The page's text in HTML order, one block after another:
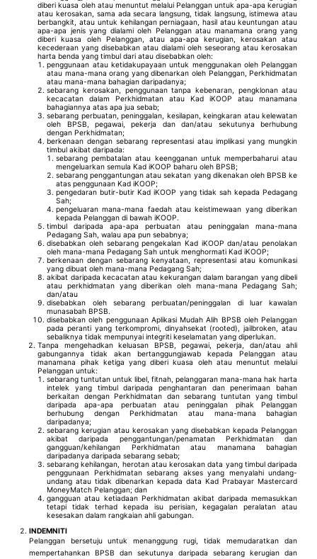
diberi kuasa oleh atau menuntut melalui Pelanggan untuk apa-apa kerugian
atau kerosakan, sama ada secara langsung, tidak langsung, istimewa atau
berbangkit, atau untuk kehilangan perniagaan, hasil atau keuntungan atau
apa-apa jenis yang dialami oleh Pelanggan atau manamana orang yang
diberi kuasa oleh Pelanggan, atau apa-apa kerugian, kerosakan atau
kecederaan yang disebabkan atau dialami oleh seseorang atau kerosakan
harta benda yang timbul dari atau disebabkan oleh:
penggunaan atau ketidakupayaan untuk menggunakan oleh Pelanggan
atau mana-mana orang yang dibenarkan oleh Pelanggan, Perkhidmatan
atau mana-mana bahagian daripadanya;
sebarang kerosakan, penggunaan tanpa kebenaran, pengklonan atau
kecacatan dalam Perkhidmatan atau Kad iKOOP atau manamana
bahagiannya atas apa jua sebab;
sebarang perbuatan, peninggalan, kesilapan, keingkaran atau kelewatan
oleh BPSB, pegawai, pekerja dan dan/atau sekutunya berhubung
dengan Perkhidmatan;
berkenaan dengan sebarang representasi atau implikasi yang mungkin
timbul akibat daripada:
sebarang pembatalan atau keengganan untuk memperbaharui atau
mengeluarkan semula Kad iKOOP baharu oleh BPSB;
sebarang penggantungan atau sekatan yang dikenakan oleh BPSB ke
atas penggunaan Kad iKOOP;
pengedaran butir-butir Kad iKOOP yang tidak sah kepada Pedagang
Sah;
pengeluaran mana-mana faedah atau keistimewaan yang diberikan
kepada Pelanggan di bawah iKOOP.
timbul daripada apa-apa perbuatan atau peninggalan mana-mana
Pedagang Sah, walau apa pun sebabnya;
disebabkan oleh sebarang pengekalan Kad iKOOP dan/atau penolakan
oleh mana-mana Pedagang Sah untuk menghormati Kad iKOOP;
berkenaan dengan sebarang kenyataan, representasi atau komunikasi
yang dibuat oleh mana-mana Pedagang Sah;
akibat daripada kecacatan atau kekurangan dalam barangan yang dibeli
atau perkhidmatan yang diberikan oleh mana-mana Pedagang Sah;
dan/atau
disebabkan oleh sebarang perbuatan/peninggalan di luar kawalan
munasabah BPSB.
disebabkan oleh penggunaan Aplikasi Mudah Alih BPSB oleh Pelanggan
pada peranti yang terkompromi, dinyahsekat (rooted), jailbroken, atau
sebaliknya tidak mempunyai integriti keselamatan yang diperlukan.
Tanpa mengehadkan keluasan BPSB, pegawai, pekerja, dan/atau ahli
gabungannya tidak akan bertanggungjawab kepada Pelanggan atau
manamana pihak ketiga yang diberi kuasa oleh atau menuntut melalui
Pelanggan untuk:
sebarang tuntutan untuk libel, fitnah, pelanggaran mana-mana hak harta
intelek yang timbul daripada penghantaran dan penerimaan bahan
berkaitan dengan Perkhidmatan dan sebarang tuntutan yang timbul
daripada apa-apa perbuatan atau peninggalan pihak Pelanggan
berhubung dengan Perkhidmatan atau mana-mana bahagian
daripadanya;
sebarang kerugian atau kerosakan yang disebabkan kepada Pelanggan
akibat daripada penggantungan/penamatan Perkhidmatan dan
gangguan/kehilangan Perkhidmatan atau manamana bahagian
daripadanya daripada sebarang sebab;
sebarang kehilangan, herotan atau kerosakan data yang timbul daripada
penggunaan Perkhidmatan sebarang akses yang menyalahi undang-
undang atau tidak dibenarkan kepada data Kad Prabayar Mastercard
MoneyMatch Pelanggan; dan
gangguan atau ketiadaan Perkhidmatan akibat daripada memasukkan
tetapi tidak terhad kepada isu perisian, kegagalan peralatan atau
kesesakan dalam rangkaian ahli gabungan.
INDEMNITI
Pelanggan bersetuju untuk menanggung rugi, tidak memudaratkan dan
mempertahankan BPSB dan sekutunya daripada sebarang kerugian dan